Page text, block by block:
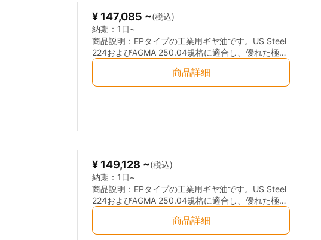
¥ 147,085 ~(税込)
納期： 1日~
商品説明： EPタイプの工業用ギヤ油です。US Steel
224およびAGMA 250.04規格に適合し、優れた極圧
性・耐荷重性ならびに高温安定性を有しています。
製鉄業、セメント工業、製紙工業などの高荷重減速
機の潤滑に適しており、高温・高荷重条件下で使用
商品詳細
¥ 149,128 ~(税込)
納期： 1日~
商品説明： EPタイプの工業用ギヤ油です。US Steel
224およびAGMA 250.04規格に適合し、優れた極圧
性・耐荷重性ならびに高温安定性を有しています。
製鉄業、セメント工業、製紙工業などの高荷重減速
機の潤滑に適しており、高温・高荷重条件下で使用
商品詳細